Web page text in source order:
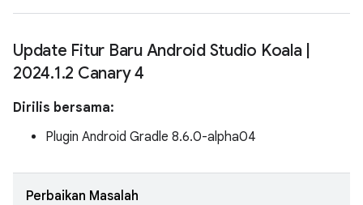
Update Fitur Baru Android Studio Koala
2024.1.2 Canary 4
Dirilis bersama:
Plugin Android Gradle 8.6.0-alpha04
Perbaikan Masalah